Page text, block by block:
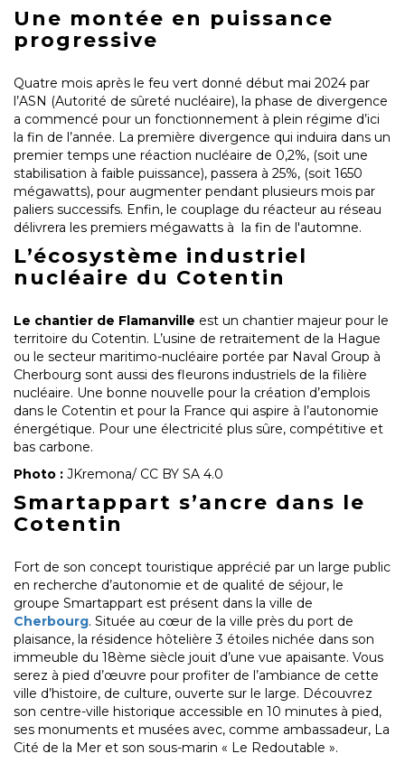
Une montée en puissance
progressive
Quatre mois après le feu vert donné début mai 2024 par
l’ASN (Autorité de sûreté nucléaire), la phase de divergence
a commencé pour un fonctionnement à plein régime d’ici
la fin de l’année. La première divergence qui induira dans un
premier temps une réaction nucléaire de 0,2%, (soit une
stabilisation à faible puissance), passera à 25%, (soit 1650
mégawatts), pour augmenter pendant plusieurs mois par
paliers successifs. Enfin, le couplage du réacteur au réseau
délivrera les premiers mégawatts à la fin de l'automne.
L’écosystème industriel
nucléaire du Cotentin
Le chantier de Flamanville est un chantier majeur pour le
territoire du Cotentin. L’usine de retraitement de la Hague
ou le secteur maritimo-nucléaire portée par Naval Group à
Cherbourg sont aussi des fleurons industriels de la filière
nucléaire. Une bonne nouvelle pour la création d’emplois
dans le Cotentin et pour la France qui aspire à l’autonomie
énergétique. Pour une électricité plus sûre, compétitive et
bas carbone.
Photo : JKremona/ CC BY SA 4.0
Smartappart s’ancre dans le
Cotentin
Fort de son concept touristique apprécié par un large public
en recherche d’autonomie et de qualité de séjour, le
groupe Smartappart est présent dans la ville de
Cherbourg. Située au cœur de la ville près du port de
plaisance, la résidence hôtelière 3 étoiles nichée dans son
immeuble du 18ème siècle jouit d’une vue apaisante. Vous
serez à pied d’œuvre pour profiter de l’ambiance de cette
ville d’histoire, de culture, ouverte sur le large. Découvrez
son centre-ville historique accessible en 10 minutes à pied,
ses monuments et musées avec, comme ambassadeur, La
Cité de la Mer et son sous-marin « Le Redoutable ».